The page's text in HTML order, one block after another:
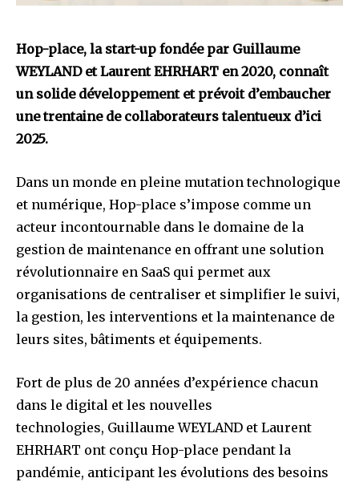
Hop-place, la start-up fondée par Guillaume
WEYLAND et Laurent EHRHART en 2020, connaît
un solide développement et prévoit d’embaucher
une trentaine de collaborateurs talentueux d’ici
2025.
Dans un monde en pleine mutation technologique
et numérique, Hop-place s’impose comme un
acteur incontournable dans le domaine de la
gestion de maintenance en offrant une solution
révolutionnaire en SaaS qui permet aux
organisations de centraliser et simplifier le suivi,
la gestion, les interventions et la maintenance de
leurs sites, bâtiments et équipements.
Fort de plus de 20 années d’expérience chacun
dans le digital et les nouvelles
technologies, Guillaume WEYLAND et Laurent
EHRHART ont conçu Hop-place pendant la
pandémie, anticipant les évolutions des besoins